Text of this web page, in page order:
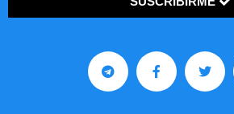
EE.UU. 2020